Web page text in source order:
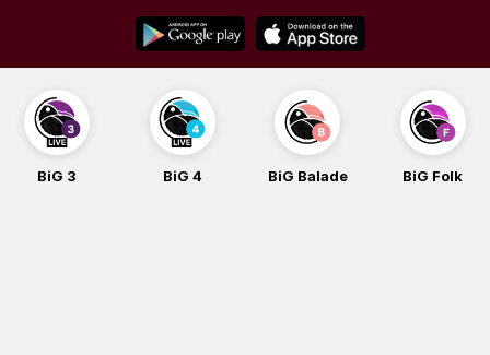
content
BiG 3 BiG 4 BiG Balade BiG Folk